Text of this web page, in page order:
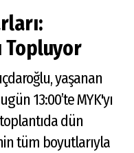
Topluyor
yaşanan
13:00’te MYK'yı
dün
tüm boyutlarıyla